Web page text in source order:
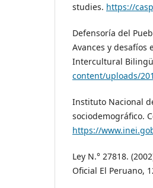
studies. https://
Defensoría del
Avances y desafíos
Intercultural
content/uploads/
Instituto Nacional
sociodemográfico.
https://
Ley N.° 27818.
Oficial El Peruano,